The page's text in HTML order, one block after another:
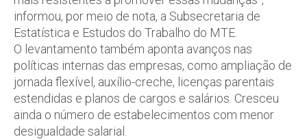
informou, por meio de nota, a Subsecretaria de
Estatística e Estudos do Trabalho do MTE.
O levantamento também aponta avanços nas
políticas internas das empresas, como ampliação de
jornada flexível, auxílio-creche, licenças parentais
estendidas e planos de cargos e salários. Cresceu
ainda o número de estabelecimentos com menor
desigualdade salarial.